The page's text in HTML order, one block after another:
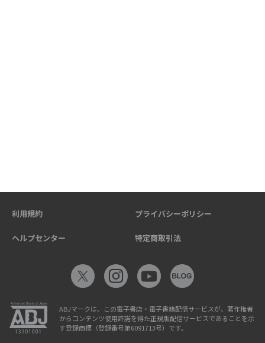
利用規約 プライバシーポリシー
ヘルプセンター 特定商取引法
ABJマークは、この電子書店・電子書籍配信サービスが、著作権者
からコンテンツ使用許諾を得た正規版配信サービスであることを示
す登録商標（登録番号第6091713号）です。